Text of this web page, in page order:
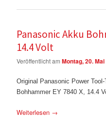
Panasonic Akku
14.4 Volt
Veröffentlicht amMontag, 20.
Original Panasonic Power
Bohhammer EY 7840 X, 14.4
Weiterlesen →